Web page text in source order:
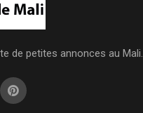
de petites annonces au Mali.